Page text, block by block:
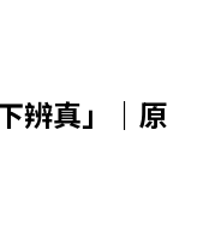
辨真」｜原